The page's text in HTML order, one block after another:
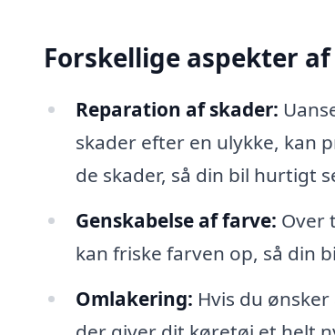
Forskellige aspekter
Reparation af skader:
skader efter en ulykke, kan
de skader, så din bil hurtigt
Genskabelse af farve: Over
kan friske farven op, så din
Omlakering: Hvis du